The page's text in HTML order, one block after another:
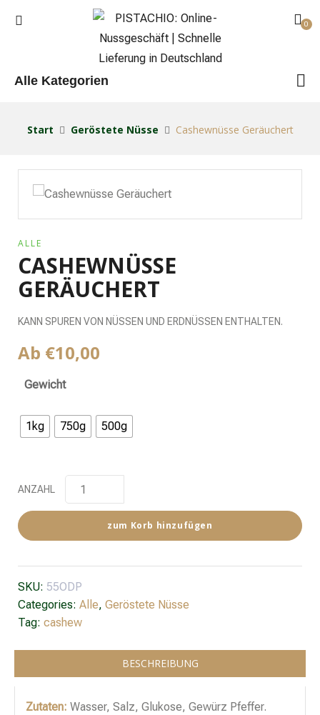
0
Alle Kategorien
Start Geröstete Nüsse Cashewnüsse Geräuchert
ALLE
CASHEWNÜSSE
GERÄUCHERT
KANN SPUREN VON NÜSSEN UND ERDNÜSSEN ENTHALTEN.
Ab €10,00
Gewicht
1kg 750g 500g
ANZAHL
zum Korb hinzufügen
SKU: 55ODP
Categories: Alle, Geröstete Nüsse
Tag: cashew
BESCHREIBUNG
Zutaten: Wasser, Salz, Glukose, Gewürz Pfeffer.